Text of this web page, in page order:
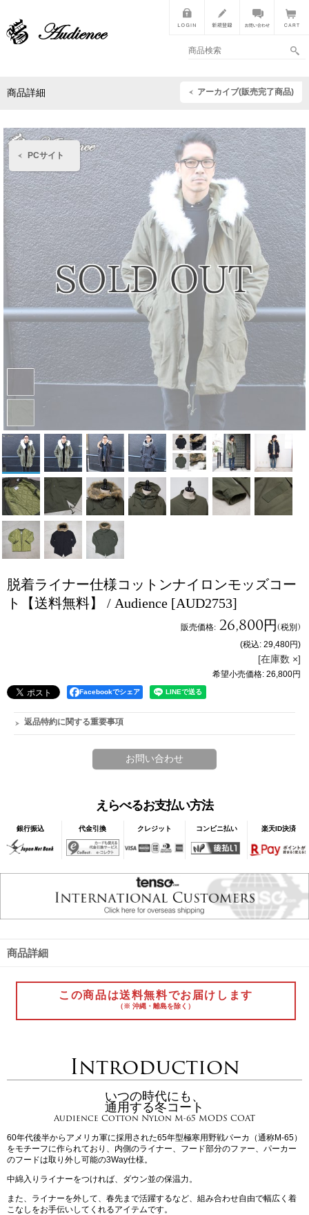
PCサイト
商品詳細 アーカイブ(販売完了商品)
脱着ライナー仕様コットンナイロンモッズコー
ト【送料無料】 / Audience [AUD2753]
販売価格: 26,800円(税別)
(税込: 29,480円)
[在庫数 ×]
希望小売価格: 26,800円
Facebookでシェア
返品特約に関する重要事項
えらべるお支払い方法
銀行振込 代金引換 クレジット コンビニ払い 楽天ID決済
商品詳細
この商品は送料無料でお届けします
（※ 沖縄・離島を除く）
Introduction
いつの時代にも、
通用する冬コート
Audience Cotton Nylon M-65 MODS COAT
60年代後半からアメリカ軍に採用された65年型極寒用野戦パーカ（通称M-65）
をモチーフに作られており、内側のライナー、フード部分のファー、パーカー
のフードは取り外し可能の3Way仕様。
中綿入りライナーをつければ、ダウン並の保温力。
また、ライナーを外して、春先まで活躍するなど、組み合わせ自由で幅広く着
こなしをお手伝いしてくれるアイテムです。